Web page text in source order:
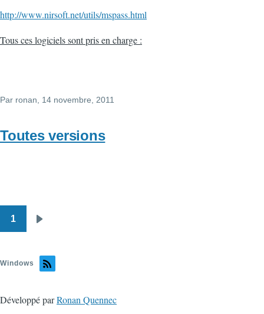
http://www.nirsoft.net/utils/mspass.html
Tous ces logiciels sont pris en charge :
Par ronan, 14 novembre, 2011
Toutes versions
Pagination
1
Windows
Développé parRonan Quennec